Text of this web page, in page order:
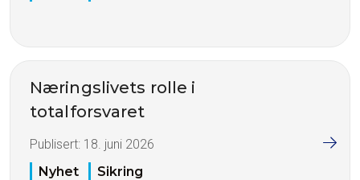
Næringslivets rolle i
totalforsvaret
Publisert: 18. juni 2026
Nyhet
Sikring